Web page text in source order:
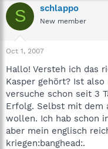
S schlappo
New member
Oct 1, 2007
Hallo! Versteh ich das
Kasper gehört? Ist
versuche schon seit 3
Erfolg. Selbst mit dem
wollen. Ich hab schon
aber mein englisch
kriegen:banghead:.